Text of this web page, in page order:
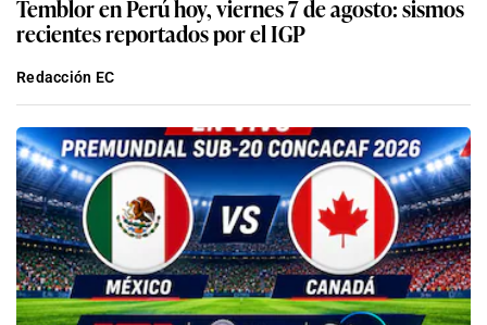
Temblor en Perú hoy, viernes 7 de agosto: sismos
recientes reportados por el IGP
Redacción EC